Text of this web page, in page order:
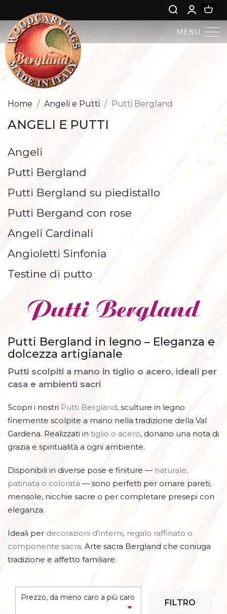
MENU
PRESEPIO BERGLAND
ARTE SACRA
ARTE PROFANA
ANGELI E PUTTI
MENSOLE E BASI
Home Angeli e Putti Putti Bergland
ANGELI E PUTTI
Angeli
Putti Bergland
Putti Bergland su piedistallo
Putti Bergand con rose
Angeli Cardinali
Angioletti Sinfonia
Testine di putto
Putti Bergland
Putti Bergland in legno – Eleganza e
dolcezza artigianale
Putti scolpiti a mano in tiglio o acero, ideali per
casa e ambienti sacri
Scopri i nostri Putti Bergland, sculture in legno
finemente scolpite a mano nella tradizione della Val
Gardena. Realizzati in tiglio o acero, donano una nota di
grazia e spiritualità a ogni ambiente.
Disponibili in diverse pose e finiture — naturale,
patinata o colorata — sono perfetti per ornare pareti,
mensole, nicchie sacre o per completare presepi con
eleganza.
Ideali per decorazioni d'interni, regalo raffinato o
componente sacra. Arte sacra Bergland che coniuga
tradizione e affetto familiare.
Prezzo, da meno caro a più caro
 FILTRO